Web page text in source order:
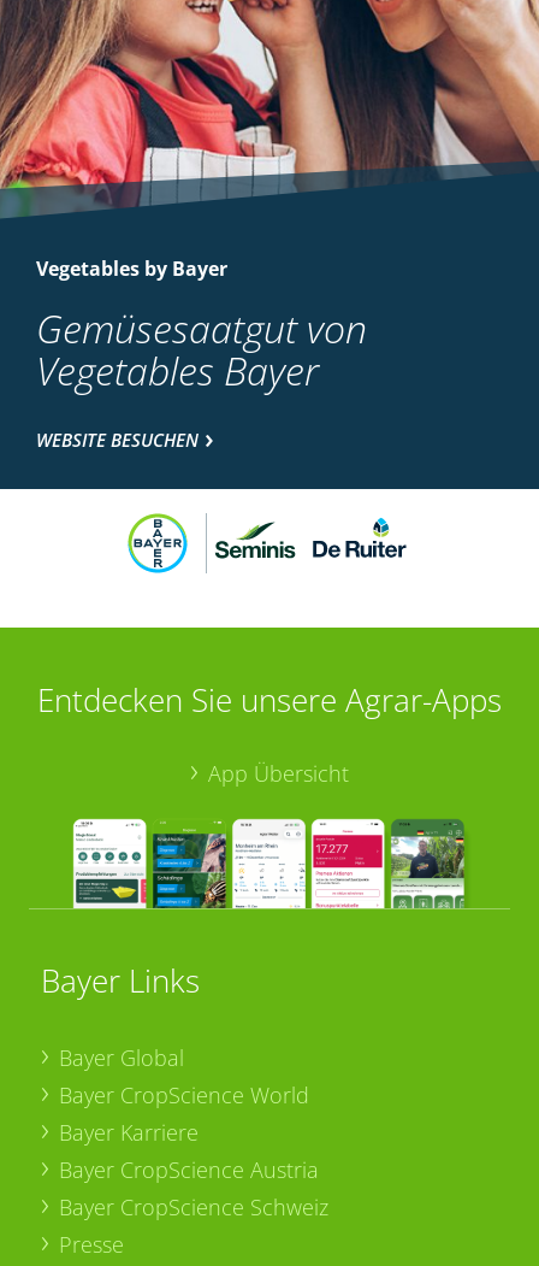
Vegetables by Bayer
Gemüsesaatgut von
Vegetables Bayer
WEBSITE BESUCHEN
Entdecken Sie unsere Agrar-Apps
App Übersicht
Bayer Links
Bayer Global
Bayer CropScience World
Bayer Karriere
Bayer CropScience Austria
Bayer CropScience Schweiz
Presse